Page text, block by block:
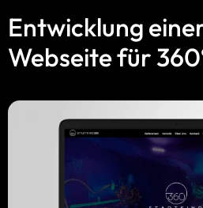
Entwicklung
Webseite für